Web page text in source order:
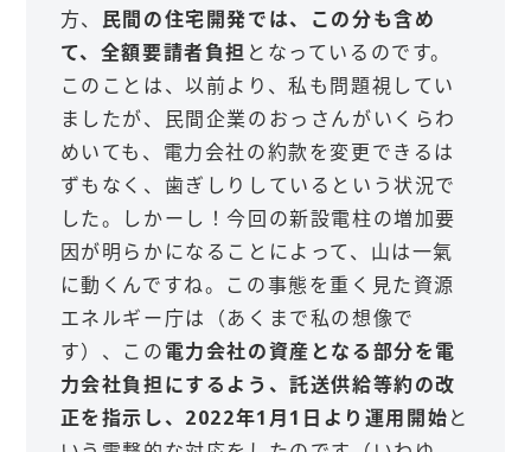
方、 民間の住宅開発では、この分も含め
て、全額要請者負担 となっているのです。
このことは、以前より、私も問題視してい
ましたが、民間企業のおっさんがいくらわ
めいても、電力会社の約款を変更できるは
ずもなく、歯ぎしりしているという状況で
した。しかーし！今回の新設電柱の増加要
因が明らかになることによって、山は一氣
に動くんですね。この事態を重く見た資源
エネルギー庁は（あくまで私の想像で
す）、この電力会社の資産となる部分を電
力会社負担にするよう、託送供給等約の改
正を指示し、2022年1月1日より運用開始と